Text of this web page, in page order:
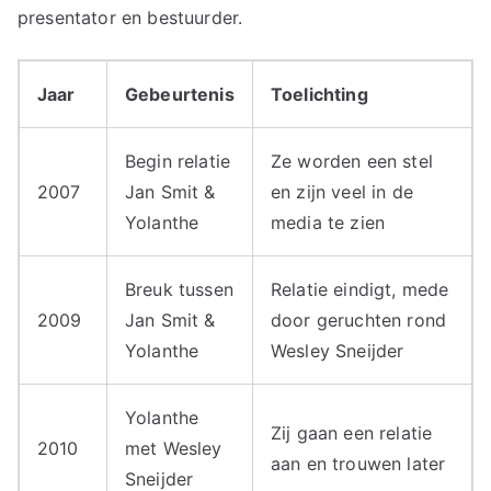
presentator en bestuurder.
Jaar Gebeurtenis Toelichting
2007
Begin relatie
Jan Smit &
Yolanthe
Ze worden een stel
en zijn veel in de
media te zien
2009
Breuk tussen
Jan Smit &
Yolanthe
Relatie eindigt, mede
door geruchten rond
Wesley Sneijder
2010
Yolanthe
met Wesley
Sneijder
Zij gaan een relatie
aan en trouwen later